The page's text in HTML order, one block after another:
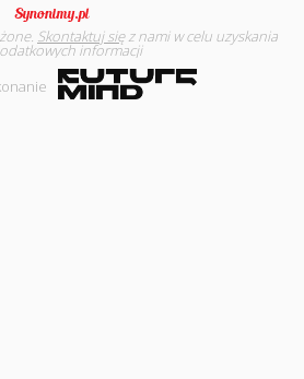
Skontaktuj sięz nami w celu uzyskania
informacji